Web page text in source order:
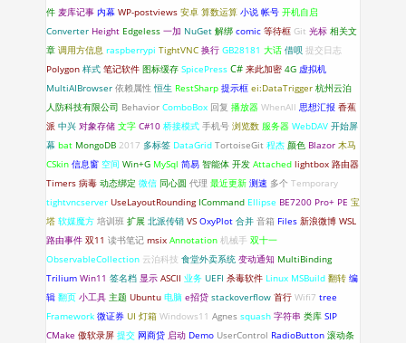
件 麦库记事 内幕 WP-postviews 安卓 算数运算 小说 帐号 开机自启
Converter Height Edgeless 一加 NuGet 解绑 comic 等待框 Git 光标 相关文
章 调用方信息 raspberrypi TightVNC 换行 GB28181 大话 借呗 提交日志
Polygon 样式 笔记软件 图标缓存 SpicePress C# 来此加密 4G 虚拟机
MultiAIBrowser 依赖属性 恒生 RestSharp 提示框 ei:DataTrigger 杭州云泊
人防科技有限公司 Behavior ComboBox 回复 播放器 WhenAll 思想汇报 香蕉
派 中兴 对象存储 文字 C#10 桥接模式 手机号 浏览数 服务器 WebDAV 开始屏
幕 bat MongoDB 2017 多标签 DataGrid TortoiseGit 程杰 颜色 Blazor 木马
CSkin 信息窗 空间 Win+G MySql 简易 智能体 开发 Attached lightbox 路由器
Timers 病毒 动态绑定 微信 同心圆 代理 最近更新 测速 多个 Temporary
tightvncserver UseLayoutRounding ICommand Ellipse BE7200 Pro+ PE 宝
塔 软媒魔方 培训班 扩展 北派传销 VS OxyPlot 合并 音箱 Files 新浪微博 WSL
路由事件 双11 读书笔记 msix Annotation 机械手 双十一
ObservableCollection 云泊科技 食堂外卖系统 变动通知 MultiBinding
Trilium Win11 签名档 显示 ASCII 业务 UEFI 杀毒软件 Linux MSBuild 翻转 编
辑 翻页 小工具 主题 Ubuntu 电脑 e招贷 stackoverflow 首行 Wifi7 tree
Framework 微证券 UI 灯箱 Windows11 Agnes squash 字符串 类库 SIP
CMake 傲软录屏 提交 网商贷 启动 Demo UserControl RadioButton 滚动条